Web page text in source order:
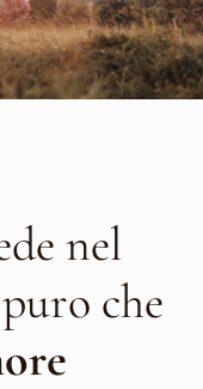
nel
che